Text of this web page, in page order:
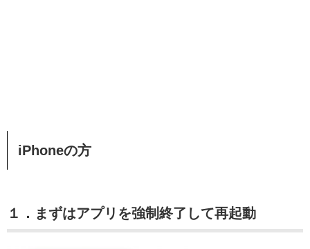
iPhoneの方
１．まずはアプリを強制終了して再起動